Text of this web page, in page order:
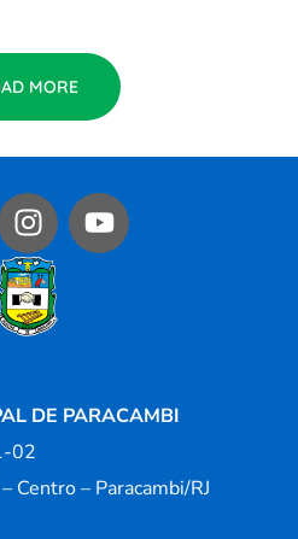
MORE
DE PARACAMBI
02
Centro – Paracambi/RJ